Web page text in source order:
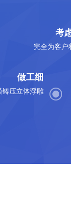
考
完全为客户
做工细
铸压立体浮雕